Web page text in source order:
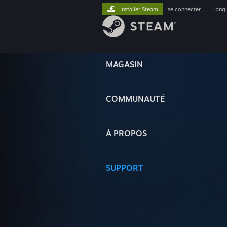
MAGASIN
COMMUNAUTÉ
À PROPOS
SUPPORT
Installer Steam se connecter